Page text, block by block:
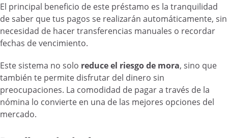
El principal beneficio de este préstamo es la tranquilidad
de saber que tus pagos se realizarán automáticamente, sin
necesidad de hacer transferencias manuales o recordar
fechas de vencimiento.
Este sistema no solo reduce el riesgo de mora, sino que
también te permite disfrutar del dinero sin
preocupaciones. La comodidad de pagar a través de la
nómina lo convierte en una de las mejores opciones del
mercado.